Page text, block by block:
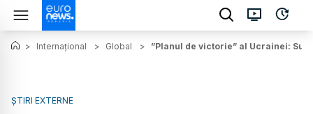
> Internațional > Global > ”Planul de victorie” al Ucrainei:
ȘTIRI EXTERNE